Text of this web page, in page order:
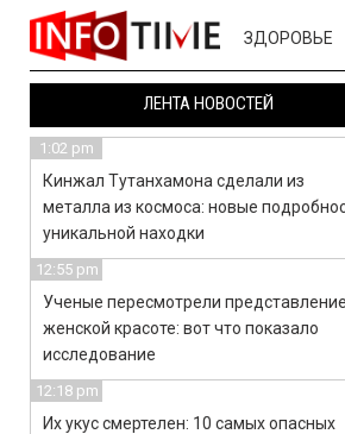
ЗДОРОВЬЕ
ЛЕНТА НОВОСТЕЙ
1:02 pm
Кинжал Тутанхамона сделали из
металла из космоса: новые
уникальной находки
12:55 pm
Ученые пересмотрели
женской красоте: вот что показало
исследование
12:18 pm
Их укус смертелен: 10 самых опасных